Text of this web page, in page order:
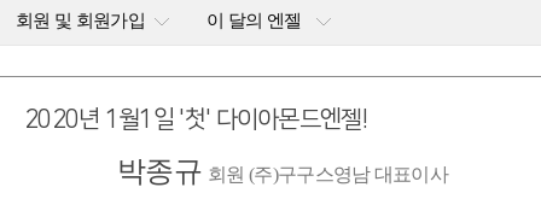
회원 및 회원가입 이 달의 엔젤
2020년 1월1일 '첫' 다이아몬드엔젤!
박종규 회원 (주)구구스영남 대표이사